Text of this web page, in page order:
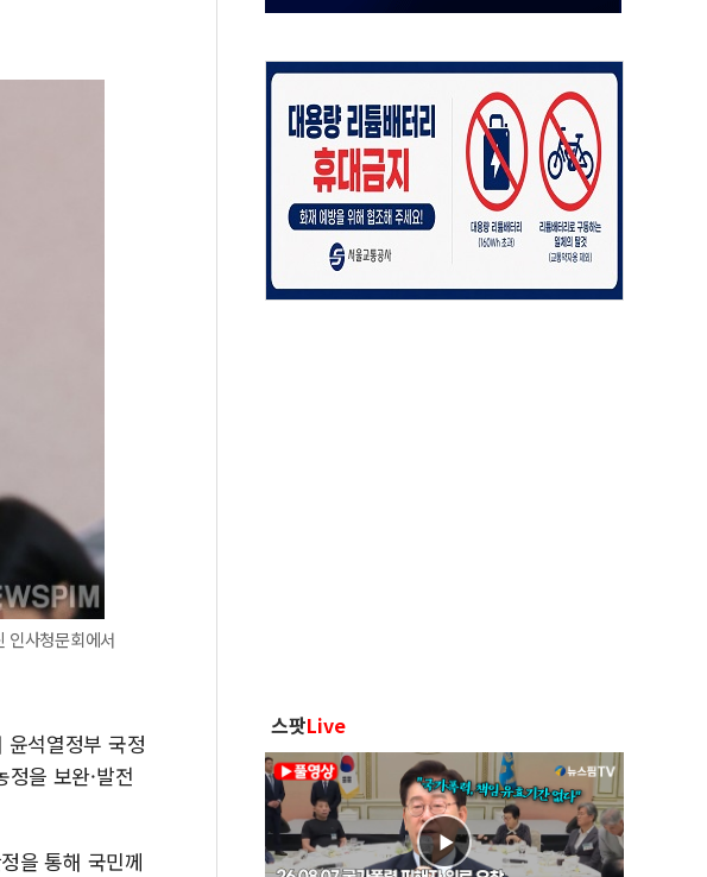
인사청문회에서
석열정부 국정
을 보완·발전
을 통해 국민께
스팟Live